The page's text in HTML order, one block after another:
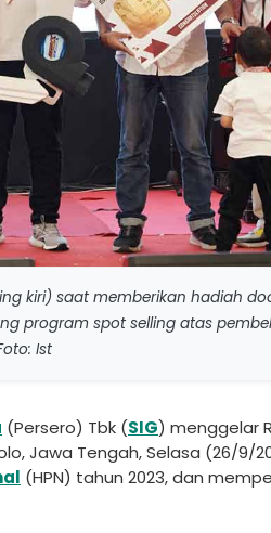
kiri) saat memberikan hadiah
program spot selling atas
Ist
(Persero) Tbk (SIG) menggelar
Jawa Tengah, Selasa (26/9/
(HPN) tahun 2023, dan